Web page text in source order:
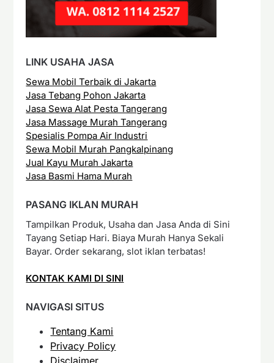
LINK USAHA JASA
Sewa Mobil Terbaik di Jakarta
Jasa Tebang Pohon Jakarta
Jasa Sewa Alat Pesta Tangerang
Jasa Massage Murah Tangerang
Spesialis Pompa Air Industri
Sewa Mobil Murah Pangkalpinang
Jual Kayu Murah Jakarta
Jasa Basmi Hama Murah
PASANG IKLAN MURAH
Tampilkan Produk, Usaha dan Jasa Anda di Sini
Tayang Setiap Hari. Biaya Murah Hanya Sekali
Bayar. Order sekarang, slot iklan terbatas!
KONTAK KAMI DI SINI
NAVIGASI SITUS
Tentang Kami
Privacy Policy
Disclaimer